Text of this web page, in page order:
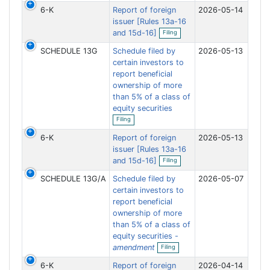
i
g
e
f
i
i
g
6-K
Report of foreign
issuer [Rules 13a-16
and 15d-16]
Filing
O
e
f
i
2026-05-14
SCHEDULE 13G
Schedule filed by
certain investors to
report beneficial
ownership of more
than 5% of a class of
equity securities
Filing
O
e
n
f
l
i
n
g
2026-05-13
6-K
Report of foreign
issuer [Rules 13a-16
and 15d-16]
Filing
O
e
f
i
2026-05-13
SCHEDULE 13G/A
Schedule filed by
certain investors to
report beneficial
ownership of more
than 5% of a class of
equity securities -
amendment
Filing
e
n
2026-05-07
6-K Report of foreign 2026-04-14